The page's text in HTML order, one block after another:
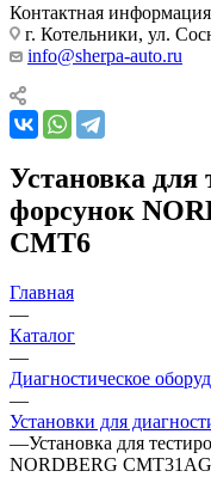
Контактная информация
г. Котельники, ул.
info@sherpa-auto.ru
Установка для
форсунок
CMT6
Главная
—
Каталог
—
Диагностическое
—
Установки для
—Установка для
NORDBERG